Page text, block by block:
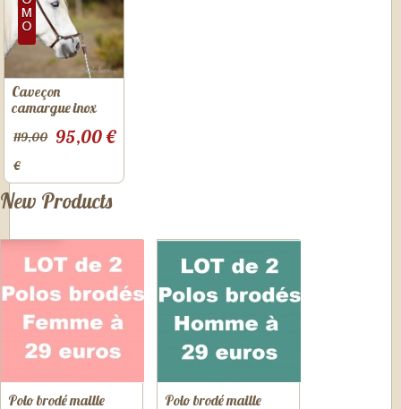
Caveçon
camargue inox
95,00 €
119,00
€
New Products
Polo brodé maille
Polo brodé maille